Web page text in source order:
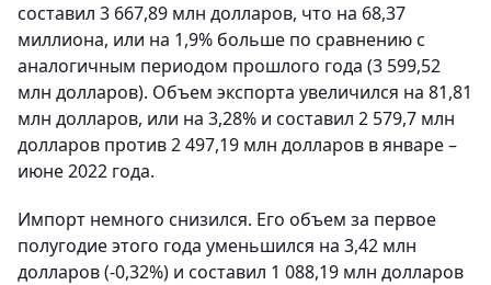
составил 3 667,89 млн долларов, что на 68,37
миллиона, или на 1,9% больше по сравнению с
аналогичным периодом прошлого года (3 599,52
млн долларов). Объем экспорта увеличился на 81,81
млн долларов, или на 3,28% и составил 2 579,7 млн
долларов против 2 497,19 млн долларов в январе –
июне 2022 года.
Импорт немного снизился. Его объем за первое
полугодие этого года уменьшился на 3,42 млн
долларов (-0,32%) и составил 1 088,19 млн долларов